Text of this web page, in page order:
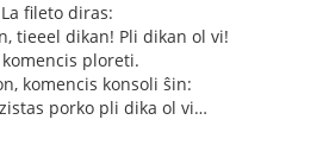
fileto diras:
tieeel dikan! Pli dikan ol vi!
ploreti.
komencis konsoli ŝin:
porko pli dika ol vi…